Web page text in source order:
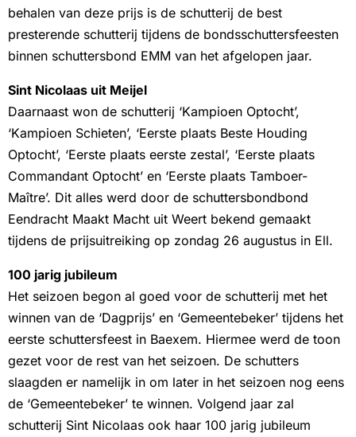
behalen van deze prijs is de schutterij de best
presterende schutterij tijdens de bondsschuttersfeesten
binnen schuttersbond EMM van het afgelopen jaar.
Sint Nicolaas uit Meijel
Daarnaast won de schutterij ‘Kampioen Optocht’,
‘Kampioen Schieten’, ‘Eerste plaats Beste Houding
Optocht’, ‘Eerste plaats eerste zestal’, ‘Eerste plaats
Commandant Optocht’ en ‘Eerste plaats Tamboer-
Maître’. Dit alles werd door de schuttersbondbond
Eendracht Maakt Macht uit Weert bekend gemaakt
tijdens de prijsuitreiking op zondag 26 augustus in Ell.
100 jarig jubileum
Het seizoen begon al goed voor de schutterij met het
winnen van de ‘Dagprijs’ en ‘Gemeentebeker’ tijdens het
eerste schuttersfeest in Baexem. Hiermee werd de toon
gezet voor de rest van het seizoen. De schutters
slaagden er namelijk in om later in het seizoen nog eens
de ‘Gemeentebeker’ te winnen. Volgend jaar zal
schutterij Sint Nicolaas ook haar 100 jarig jubileum